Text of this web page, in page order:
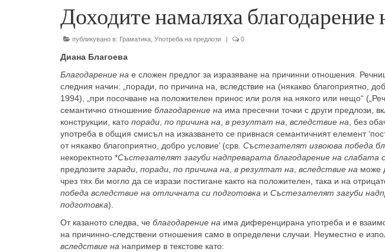
Доходите намаляха благодарение
публикувано в: Граматика Употреба на предлози | 0
Диана Благоева
Благодарение на е сложен предлог за изразяване на причинни отношения.
следния начин: „поради, по причина на, вследствие на (някакво благоприятно,
1994), „при посочване на положителен принос или роля на някого или нещо“
семантично отношение благодарение на има пресечни точки с други предлози,
конструкции, като поради по причина на в резултат на вследствие на , без
употреба в общия смисъл на изказването се привнася семантичният елемент
от някакво благоприятно, добро условие’ (срв. Състезателят извоюва победа
некоректното *Състезателят загуби надпреварата благодарение на слабата
предлозите заради поради по причина на в резултат на вследствие на може
чрез тях би могло да се изрази постигане както на положителен, така и на
победа вследствие на отличната си подготовка и Състезателят загуби
подготовка).
От казаното следва, че благодарение на има диференцирана употреба и е
на причинно-следствени отношения само в определени случаи. Неуместно е
вследствие на например в текстове като: